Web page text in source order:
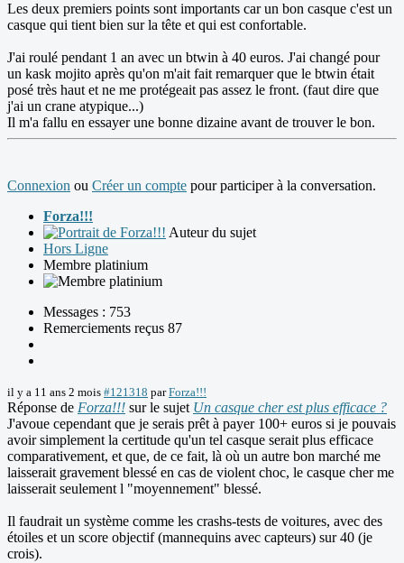
Les deux premiers points sont importants car un bon casque c'est un
casque qui tient bien sur la tête et qui est confortable.
J'ai roulé pendant 1 an avec un btwin à 40 euros. J'ai changé pour
un kask mojito après qu'on m'ait fait remarquer que le btwin était
posé très haut et ne me protégeait pas assez le front. (faut dire que
j'ai un crane atypique...)
Il m'a fallu en essayer une bonne dizaine avant de trouver le bon.
Connexion ou Créer un compte pour participer à la conversation.
Forza!!!
Auteur du sujet
Hors Ligne
Membre platinium
Messages : 753
Remerciements reçus 87
il y a 11 ans 2 mois #121318 parForza!!!
Réponse de Forza!!! sur le sujet Un casque cher est plus efficace ?
J'avoue cependant que je serais prêt à payer 100+ euros si je pouvais
avoir simplement la certitude qu'un tel casque serait plus efficace
comparativement, et que, de ce fait, là où un autre bon marché me
laisserait gravement blessé en cas de violent choc, le casque cher me
laisserait seulement l "moyennement" blessé.
Il faudrait un système comme les crashs-tests de voitures, avec des
étoiles et un score objectif (mannequins avec capteurs) sur 40 (je
crois).